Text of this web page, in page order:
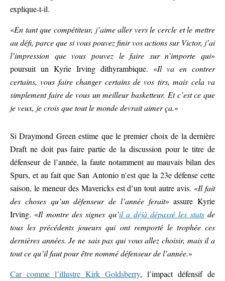
explique-t-il.
«En tant que compétiteur, j’aime aller vers le cercle et le mettre
au défi, parce que si vous pouvez finir vos actions sur Victor, j’ai
l’impression que vous pouvez le faire sur n’importe qui»
poursuit un Kyrie Irving dithyrambique. «Il va en contrer
certains, vous faire changer certains de vos tirs, mais cela va
simplement faire de vous un meilleur basketteur. Et c’est ce que
je veux, je crois que tout le monde devrait aimer ça.»
Si Draymond Green estime que le premier choix de la dernière
Draft ne doit pas faire partie de la discussion pour le titre de
défenseur de l’année, la faute notamment au mauvais bilan des
Spurs, et au fait que San Antonio n’est que la 23e défense cette
saison, le meneur des Mavericks est d’un tout autre avis. «Il fait
des choses qu’un défenseur de l’année ferait» assure Kyrie
Irving. «Il montre des signes qu’il a déjà dépassé les statsde
tous les précédents joueurs qui ont remporté le trophée ces
dernières années. Je ne sais pas qui vous allez choisir, mais il a
tout ce qu’il faut pour être nommé défenseur de l’année.»
Car comme l’illustre Kirk Goldsberry, l’impact défensif de